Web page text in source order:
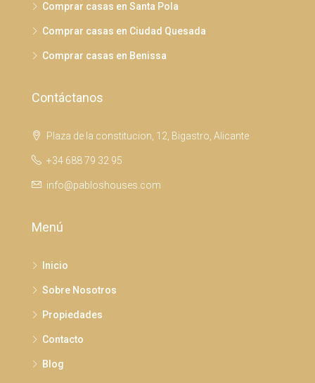
Comprar casas en Santa Pola
Comprar casas en Ciudad Quesada
Comprar casas en Benissa
Contáctanos
Plaza de la constitucion, 12, Bigastro, Alicante
+34 688 79 32 95
info@pabloshouses.com
Menú
Inicio
Sobre Nosotros
Propiedades
Contacto
Blog